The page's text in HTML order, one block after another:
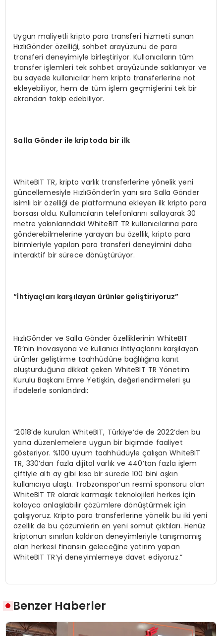
Uygun maliyetli kripto para transferi hizmeti sunan
HızlıGönder özelliği, sohbet arayüzünü de para
transferi deneyimiyle birleştiriyor. Kullanıcıların tüm
transfer işlemleri tek sohbet arayüzünde saklanıyor ve
bu sayede kullanıcılar hem kripto transferlerine not
ekleyebiliyor, hem de tüm işlem geçmişlerini tek bir
ekrandan takip edebiliyor.
Salla Gönder ile kriptoda bir ilk
WhiteBIT TR, kripto varlık transferlerine yönelik yeni
güncellemesiyle HızlıGönder’in yanı sıra Salla Gönder
isimli bir özelliği de platformuna ekleyen ilk kripto para
borsası oldu. Kullanıcıların telefonlarını sallayarak 30
metre yakınlarındaki WhiteBIT TR kullanıcılarına para
gönderebilmelerine yarayan bu özellik, kripto para
birimleriyle yapılan para transferi deneyimini daha
interaktif bir sürece dönüştürüyor.
“İhtiyaçları karşılayan ürünler geliştiriyoruz”
HızlıGönder ve Salla Gönder özelliklerinin WhiteBIT
TR’nin inovasyona ve kullanıcı ihtiyaçlarını karşılayan
ürünler geliştirme taahhüdüne bağlılığına kanıt
oluşturduğuna dikkat çeken WhiteBIT TR Yönetim
Kurulu Başkanı Emre Yetişkin, değerlendirmeleri şu
ifadelerle sonlandırdı:
“2018’de kurulan WhiteBIT, Türkiye’de de 2022’den bu
yana düzenlemelere uygun bir biçimde faaliyet
gösteriyor. %100 uyum taahhüdüyle çalışan WhiteBIT
TR, 330’dan fazla dijital varlık ve 440’tan fazla işlem
çiftiyle altı ay gibi kısa bir sürede 100 bini aşkın
kullanıcıya ulaştı. Trabzonspor’un resmî sponsoru olan
WhiteBIT TR olarak karmaşık teknolojileri herkes için
kolayca anlaşılabilir çözümlere dönüştürmek için
çalışıyoruz. Kripto para transferlerine yönelik bu iki yeni
özellik de bu çözümlerin en yeni somut çıktıları. Henüz
kriptonun sınırları kaldıran deneyimleriyle tanışmamış
olan herkesi finansın geleceğine yatırım yapan
WhiteBIT TR’yi deneyimlemeye davet ediyoruz.”
Benzer Haberler